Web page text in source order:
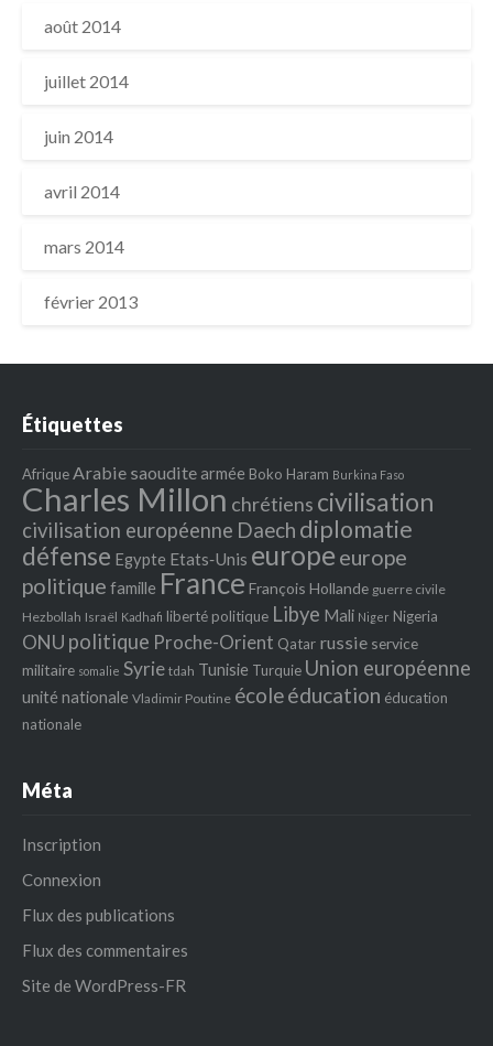
août 2014
juillet 2014
juin 2014
avril 2014
mars 2014
février 2013
Étiquettes
AfriqueArabie saoudite armée Boko Haram Burkina Faso
Charles Millon chrétiens civilisation
civilisation européenne Daech diplomatie
défense Egypte Etats‐Unis europeeurope
politique famille France François Hollande guerre civile
Hezbollah Israël Kadhafi liberté politique Libye Mali Niger Nigeria
ONU politique Proche-Orient Qatar russie service
militaire somalie Syrie tdah Tunisie Turquie Union européenne
unité nationale Vladimir Poutine écoleéducation éducation
nationale
Méta
Inscription
Connexion
Flux des publications
Flux des commentaires
Site de WordPress-FR